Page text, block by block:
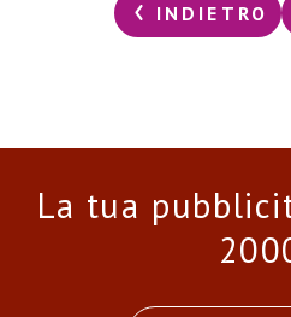
INDIETRO
La tua